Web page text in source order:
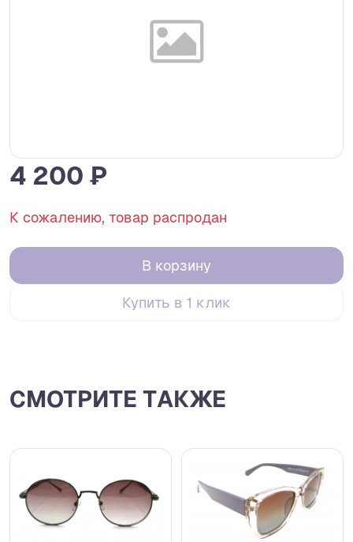
4 200 ₽
К сожалению, товар распродан
В корзину
Купить в 1 клик
СМОТРИТЕ ТАКЖЕ